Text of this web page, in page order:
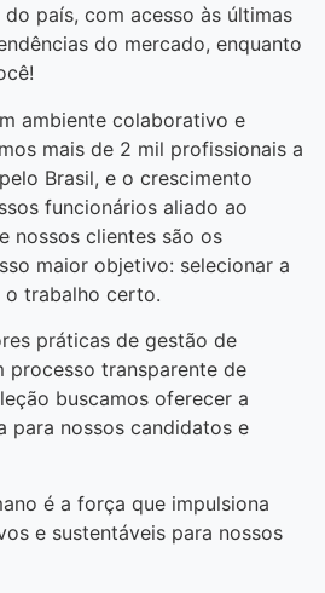
do país, com acesso às últimas
do mercado, enquanto
ambiente colaborativo e
mais de 2 mil profissionais a
Brasil, e o crescimento
funcionários aliado ao
nossos clientes são os
maior objetivo: selecionar a
o trabalho certo.
práticas de gestão de
processo transparente de
buscamos oferecer a
para nossos candidatos e
é a força que impulsiona
e sustentáveis para nossos